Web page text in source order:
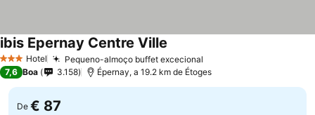
3 EstrelasHotel Pequeno-almoço buffet excecional
ibis Epernay Centre Ville
7,6 Boa 3.158 Épernay, a 19.2 km de Étoges
De € 87